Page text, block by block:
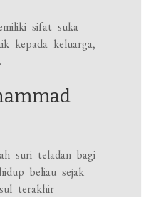
sifat suka
kepada keluarga,
suri teladan bagi
beliau sejak
terakhir